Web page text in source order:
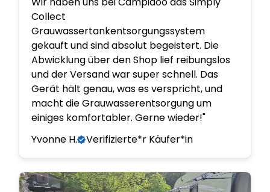
Collect
Grauwassertankentsorgungssystem
gekauft und sind absolut begeistert. Die
Abwicklung über den Shop lief reibungslos
und der Versand war super schnell. Das
Gerät hält genau, was es verspricht, und
macht die Grauwasserentsorgung um
einiges komfortabler. Gerne wieder!"
Yvonne H.
Verifizierte*r Käufer*in